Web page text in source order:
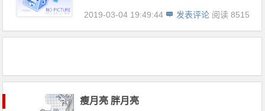
2019-03-04 19:49:44 发表评论 阅读 8515
瘦月亮 胖月亮